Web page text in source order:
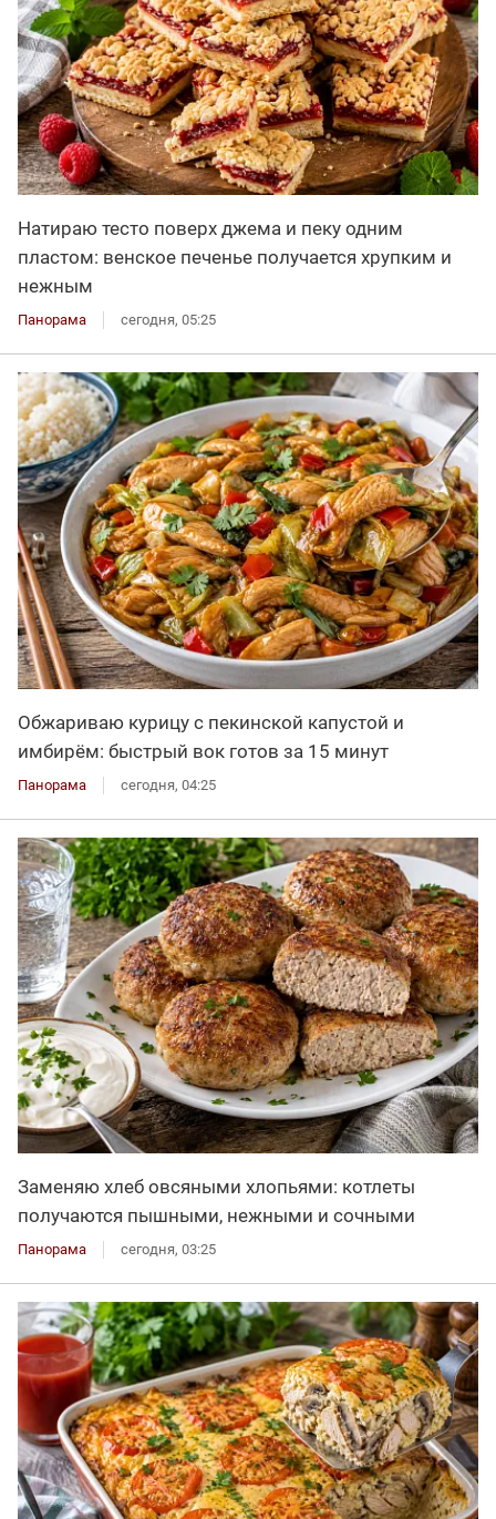
Натираю тесто поверх джема и пеку одним
пластом: венское печенье получается хрупким и
нежным
Панорама сегодня, 05:25
Обжариваю курицу с пекинской капустой и
имбирём: быстрый вок готов за 15 минут
Панорама сегодня, 04:25
Заменяю хлеб овсяными хлопьями: котлеты
получаются пышными, нежными и сочными
Панорама сегодня, 03:25